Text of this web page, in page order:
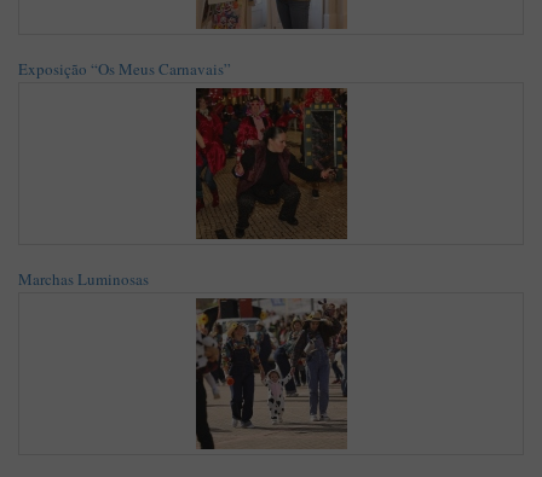
Exposição “Os Meus Carnavais”
Marchas Luminosas